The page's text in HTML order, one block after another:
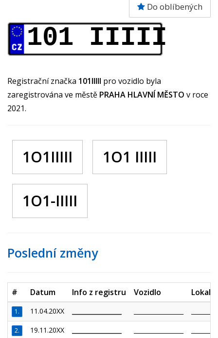
Do oblíbených
101 IIIII
Registrační značka 101IIIII pro vozidlo byla
zaregistrována ve městě PRAHA HLAVNÍ MĚSTO v roce
2021.
1O1IIIII 1O1 IIIII
1O1-IIIII
Poslední změny
# Datum Info z registru Vozidlo
1. 11.04.20XX
2. 19.11.20XX